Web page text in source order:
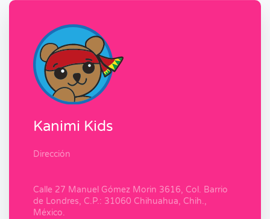
Kanimi Kids
Dirección
Calle 27 Manuel Gómez Morin 3616, Col. Barrio
de Londres, C.P.: 31060 Chihuahua, Chih.,
México.